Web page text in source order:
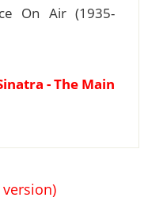
On Air (1935-
- The Main